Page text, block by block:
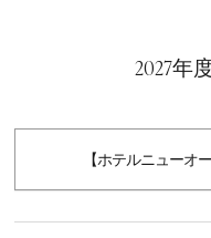
2027年
【ホテルニューオ